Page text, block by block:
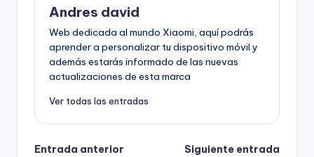
Andres david
Web dedicada al mundo Xiaomi, aquí podrás
aprender a personalizar tu dispositivo móvil y
además estarás informado de las nuevas
actualizaciones de esta marca
Ver todas las entradas
Entrada anterior
Siguiente entrada